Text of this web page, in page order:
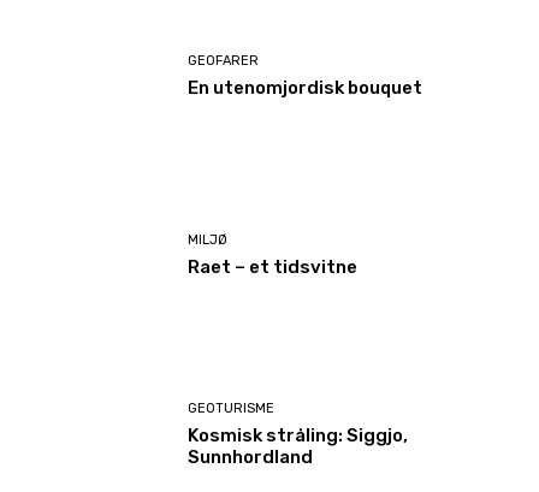
GEOFARER
En utenomjordisk bouquet
MILJØ
Raet – et tidsvitne
GEOTURISME
Kosmisk stråling: Siggjo,
Sunnhordland